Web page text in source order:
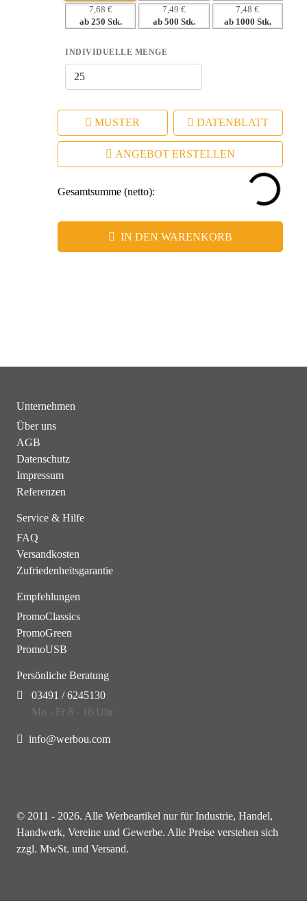
Beschenkten.
– Stärkt die emotionale Bindung zur Marke durch nützliche
7,68 €
ab 250 Stk.
7,49 €
ab 500 Stk.
7,48 €
ab 1000 Stk.
INDIVIDUELLE MENGE
MUSTER DATENBLATT
ANGEBOT ERSTELLEN
Gesamtsumme (netto):
IN DEN WARENKORB
Unternehmen
Über uns
AGB
Datenschutz
Impressum
Referenzen
Service & Hilfe
FAQ
Versandkosten
Zufriedenheitsgarantie
Empfehlungen
PromoClassics
PromoGreen
PromoUSB
Persönliche Beratung
03491 / 6245130
Mo - Fr 8 - 16 Uhr
info@werbou.com
© 2011 - 2026. Alle Werbeartikel nur für Industrie, Handel,
Handwerk, Vereine und Gewerbe. Alle Preise verstehen sich
zzgl. MwSt. und Versand.